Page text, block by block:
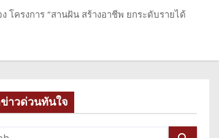
ครงการ “สานฝัน สร้างอาชีพ ยกระดับรายได้
าวด่วนทันใจ